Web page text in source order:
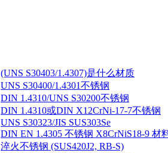
(UNS S30403/1.4307)是什么材质
UNS S30400/1.4301不锈钢
DIN 1.4310/UNS S30200不锈钢
DIN 1.4310或DIN X12CrNi-17-7不锈钢
UNS S30323/JIS SUS303Se
DIN EN 1.4305 不锈钢 X8CrNiS18-9 材
淬火不锈钢 (SUS420J2, RB-S)